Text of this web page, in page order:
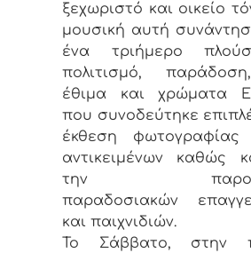
ξεχωριστό και οικείο
μουσική αυτή
ένα τριήμερο
πολιτισμό,
έθιμα και χρώματα
που συνοδεύτηκε
έκθεση φωτογραφίας
αντικειμένων καθώς
την
παραδοσιακών
και παιχνιδιών.
Το Σάββατο, στην